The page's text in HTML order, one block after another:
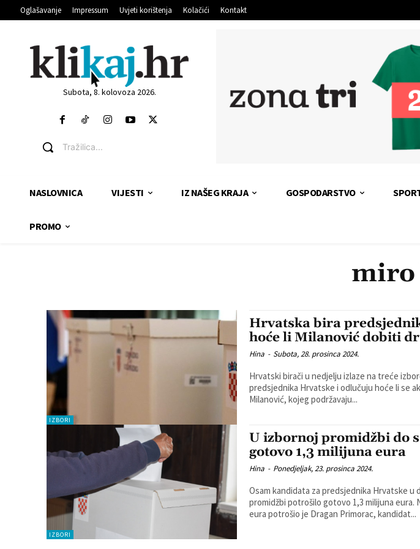
Oglašavanje Impressum Uvjeti korištenja Kolačići Kontakt
Subota, 8. kolovoza 2026.
Tražilica...
NASLOVNICA VIJESTI IZ NAŠEG KRAJA GOSPODARSTVO
PROMO
miro
IZBORI
Hrvatska bira
hoće li Milanović dobiti
Hina - Subota, 28. prosinca 2024.
Hrvatski birači u nedjelju izlaze na treće
predsjednika Hrvatske i odlučuju hoće li se
Milanović, kojeg podržavaju...
IZBORI
U izbornoj promidžbi do
gotovo 1,3 milijuna eura
Hina - Ponedjeljak, 23. prosinca 2024.
Osam kandidata za predsjednika Hrvatske u
promidžbi potrošilo gotovo 1,3 milijuna eura.
eura potrošio je Dragan Primorac, kandidat...